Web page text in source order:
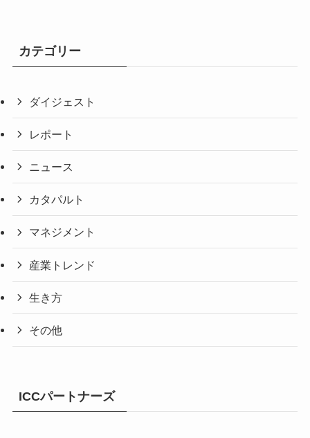
カテゴリー
ダイジェスト
レポート
ニュース
カタパルト
マネジメント
産業トレンド
生き方
その他
ICCパートナーズ